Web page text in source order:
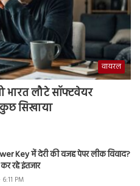
वायरल
भारत लौटे सॉफ्टवेयर
सिखाया
Key में देरी की वजह पेपर लीक विवाद?
रहे इंतजार
PM